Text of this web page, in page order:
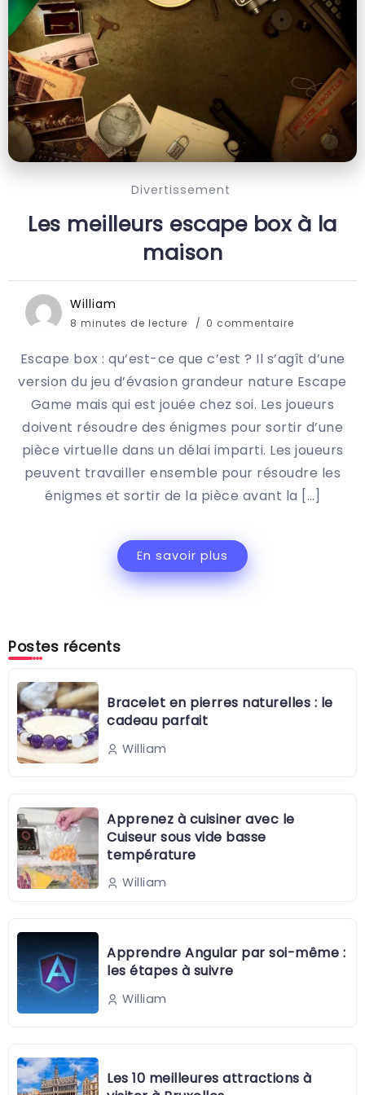
Divertissement
Les meilleurs escape box à la
maison
William
8 minutes de lecture 0 commentaire
Escape box : qu’est-ce que c’est ? Il s’agît d’une
version du jeu d’évasion grandeur nature Escape
Game mais qui est jouée chez soi. Les joueurs
doivent résoudre des énigmes pour sortir d’une
pièce virtuelle dans un délai imparti. Les joueurs
peuvent travailler ensemble pour résoudre les
énigmes et sortir de la pièce avant la […]
En savoir plus
Postes récents
Bracelet en pierres naturelles : le
cadeau parfait
William
Apprenez à cuisiner avec le
Cuiseur sous vide basse
température
William
Apprendre Angular par soi-même :
les étapes à suivre
William
Les 10 meilleures attractions à